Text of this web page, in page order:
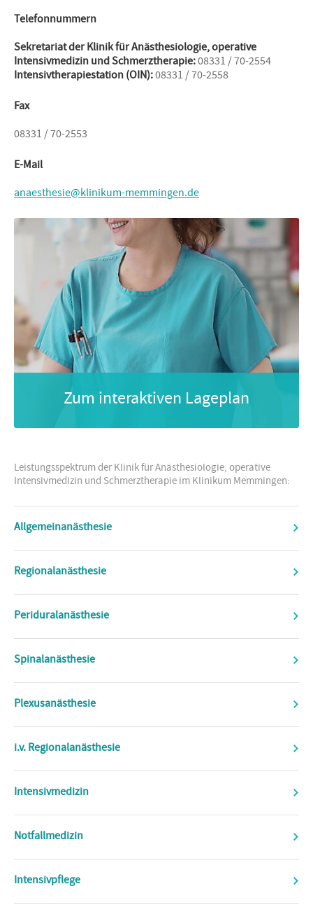
Telefonnummern
Sekretariat der Klinik für Anästhesiologie, operative
Intensivmedizin und Schmerztherapie:08331 / 70-2554
Intensivtherapiestation (OIN):08331 / 70-2558
Fax
08331 / 70-2553
E-Mail
anaesthesie@klinikum-memmingen.de
Zum interaktiven Lageplan
Leistungsspektrum der Klinik für Anästhesiologie, operative
Intensivmedizin und Schmerztherapie im Klinikum Memmingen:
Allgemeinanästhesie
Regionalanästhesie
Periduralanästhesie
Spinalanästhesie
Plexusanästhesie
i.v. Regionalanästhesie
Intensivmedizin
Notfallmedizin
Intensivpflege